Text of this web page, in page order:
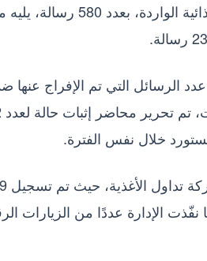
واستمر ميناء الإسكندرية في احتلال المركز الأول من حيث عدد الرسائل الغذائية
بلغ عدد الرسائل التي تم الإفراج
منظومة
وواصلت الإدارة العامة
إلى جانب إصدار 16 شهادة بيع حر، كما نفّذت الإدارة عددًا من الزيارات